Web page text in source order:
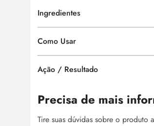
Ingredientes
Como Usar
Ação / Resultado
Precisa de mais
Tire suas dúvidas sobre o produto